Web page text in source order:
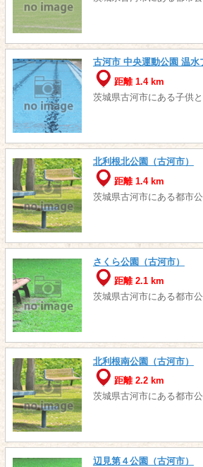
古河市 中央運動公園 温水
距離 1.4 km
茨城県古河市にある子供
北利根北公園（古河市）
距離 1.4 km
茨城県古河市にある都市
さくら公園（古河市）
距離 2.1 km
茨城県古河市にある都市
北利根南公園（古河市）
距離 2.2 km
茨城県古河市にある都市
辺見第４公園（古河市）